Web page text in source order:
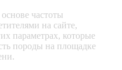
частоты
на сайте,
параметрах, которые
породы на площадке